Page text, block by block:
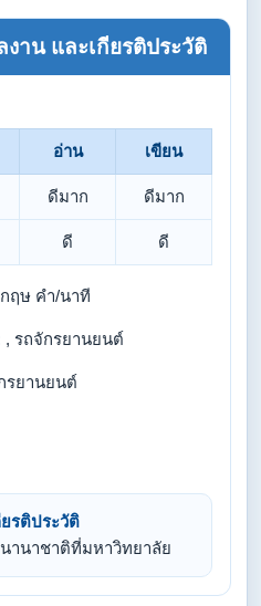
าน และเกียรติประวัติ
อ่าน เขียน
ดีมาก ดีมาก
ดี ดี
ฤษ คำ/นาที
, รถจักรยานยนต์
รยานยนต์
รติประวัติ
นานาชาติที่มหาวิทยาลัย